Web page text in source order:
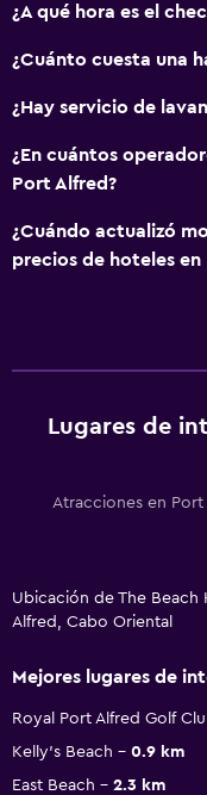
¿A qué hora es el
¿Cuánto cuesta una
¿Hay servicio de
¿En cuántos
Port Alfred?
¿Cuándo actualizó
precios de hoteles en
Lugares de
Atracciones en
Ubicación de The Beach
Alfred, Cabo Oriental
Mejores lugares de
Royal Port Alfred Golf
Kelly's Beach
0.9 km
East Beach
2.3 km